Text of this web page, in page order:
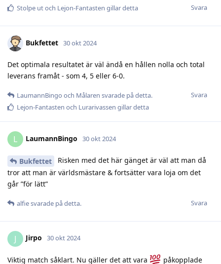
Svara
Stolpe utoch Lejon-Fantasten gillar detta
Bukfettet 30 okt 2024
Det optimala resultatet är väl ändå en hållen nolla och total
leverans framåt - som 4, 5 eller 6-0.
Svara
LaumannBingo och Målaren svarade på detta.
Lejon-Fantasten och Lurarivassen gillar detta
L LaumannBingo 30 okt 2024
Bukfettet
Risken med det här gänget är väl att man då
tror att man är världsmästare & fortsätter vara loja om det
går ”för lätt”
Svara
alfiesvarade på detta.
J Jirpo 30 okt 2024
Viktig match såklart. Nu gäller det att vara påkopplade